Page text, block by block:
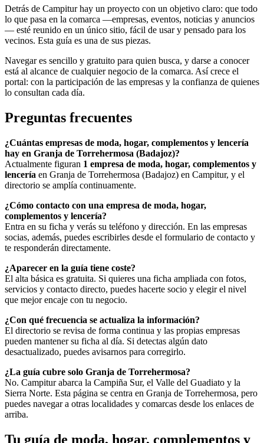
Detrás de Campitur hay un proyecto con un objetivo claro: que todo
lo que pasa en la comarca —empresas, eventos, noticias y anuncios
— esté reunido en un único sitio, fácil de usar y pensado para los
vecinos. Esta guía es una de sus piezas.
Navegar es sencillo y gratuito para quien busca, y darse a conocer
está al alcance de cualquier negocio de la comarca. Así crece el
portal: con la participación de las empresas y la confianza de quienes
lo consultan cada día.
Preguntas frecuentes
¿Cuántas empresas de moda, hogar, complementos y lencería
hay en Granja de Torrehermosa (Badajoz)?
Actualmente figuran 1 empresa de moda, hogar, complementos y
lencería en Granja de Torrehermosa (Badajoz) en Campitur, y el
directorio se amplía continuamente.
¿Cómo contacto con una empresa de moda, hogar,
complementos y lencería?
Entra en su ficha y verás su teléfono y dirección. En las empresas
socias, además, puedes escribirles desde el formulario de contacto y
te responderán directamente.
¿Aparecer en la guía tiene coste?
El alta básica es gratuita. Si quieres una ficha ampliada con fotos,
servicios y contacto directo, puedes hacerte socio y elegir el nivel
que mejor encaje con tu negocio.
¿Con qué frecuencia se actualiza la información?
El directorio se revisa de forma continua y las propias empresas
pueden mantener su ficha al día. Si detectas algún dato
desactualizado, puedes avisarnos para corregirlo.
¿La guía cubre solo Granja de Torrehermosa?
No. Campitur abarca la Campiña Sur, el Valle del Guadiato y la
Sierra Norte. Esta página se centra en Granja de Torrehermosa, pero
puedes navegar a otras localidades y comarcas desde los enlaces de
arriba.
Tu guía de moda, hogar, complementos y